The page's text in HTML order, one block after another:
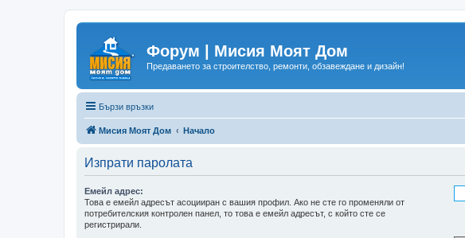
Форум | Мисия Моят Дом
Предаването за строителство, ремонти, обзавеждане и дизайн!
Бързи връзки
Мисия Моят Дом Начало
Изпрати паролата
Емейл адрес:
Това е емейл адресът асоцииран с вашия профил. Ако не сте го променяли от
потребителския контролен панел, то това е емейл адресът, с който сте се
регистрирали.